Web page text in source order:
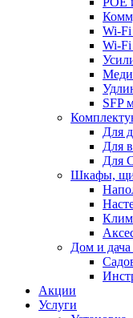
Wi-Fi
Wi-Fi
SFP
Для
Для
Для
Шкафы,
Дом и дача
Акции
Услуги